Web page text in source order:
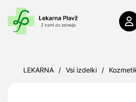
LEKARNA / Vsi izdelki /